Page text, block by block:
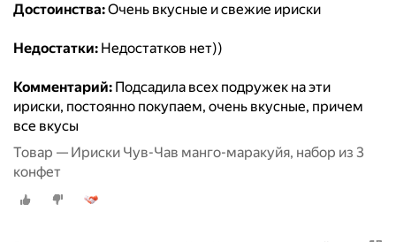
Достоинства:Очень вкусные и свежие ириски
Недостатки: Недостатков нет))
Комментарий: Подсадила всех подружек на эти
ириски, постоянно покупаем, очень вкусные, причем
все вкусы
Товар — Ириски Чув-Чав манго-маракуйя, набор из 3
конфет